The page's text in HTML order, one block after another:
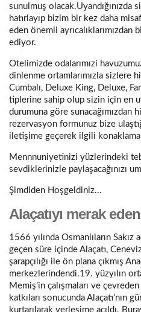
sunulmuş olacak.Uyandığınızda
hatırlayıp bizim bir kez daha
eden önemli ayrıcalıklarımızdan
ediyor.
Otelimizde odalarımızi
dinlenme ortamlarımızla sizlere
Cumbalı, Deluxe King, Deluxe,
tiplerine sahip olup sizin için en
durumuna göre sunacağımızdan
rezervasyon formunuz bize
iletişime geçerek ilgili
Mennnuniyetinizi yüzlerindeki
sevdiklerinizle paylaşacağınızı
Şimdiden Hoşgeldiniz...
Alaçatıyı merak
1566 yılında Osmanlıların Sakız
geçen süre içinde Alaçatı,
şarapçılığı ile ön plana çıkmış
merkezlerindendi.19. yüzyılın
Memiş’in çalışmaları ve
katkıları sonucunda Alaçatı’nın
kurtarılarak yerleşime açıldı.